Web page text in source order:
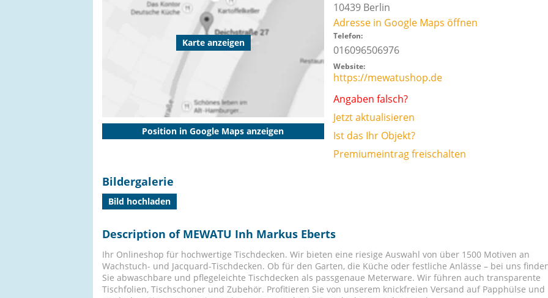
Karte anzeigen
Position in Google Maps anzeigen
10439 Berlin
Adresse in Google Maps öffnen
Telefon:
016096506976
Website:
https://mewatushop.de
Angaben falsch?
Jetzt aktualisieren
Ist das Ihr Objekt?
Premiumeintrag freischalten
Bildergalerie
Bild hochladen
Description of MEWATU Inh Markus Eberts
Ihr Onlineshop für hochwertige Tischdecken. Wir bieten eine riesige Auswahl von über 1500 Motiven an
Wachstuch- und Jacquard-Tischdecken. Ob für den Garten, die Küche oder festliche Anlässe – bei uns
Sie abwaschbare und pflegeleichte Tischdecken als passgenaue Meterware. Wir führen auch transparente
Tischfolien, Tischschoner und Zubehör. Profitieren Sie von unserem knickfreien Versand auf Papphülse und